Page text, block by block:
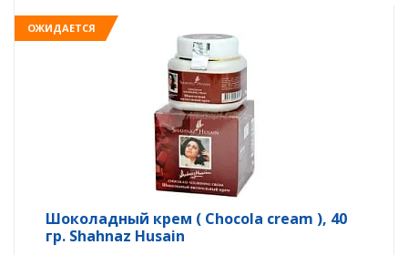
ОЖИДАЕТСЯ
Шоколадный крем ( Chocola cream ), 40
гр. Shahnaz Husain